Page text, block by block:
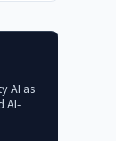
AI as
AI-